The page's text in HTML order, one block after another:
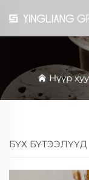
Нүүр
БҮХ БҮТЭЭЛҮҮД